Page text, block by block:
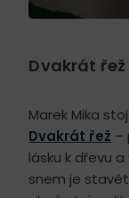
Dvakrát
Marek Mika
Dvakrát řež –
lásku k dřevu
snem je